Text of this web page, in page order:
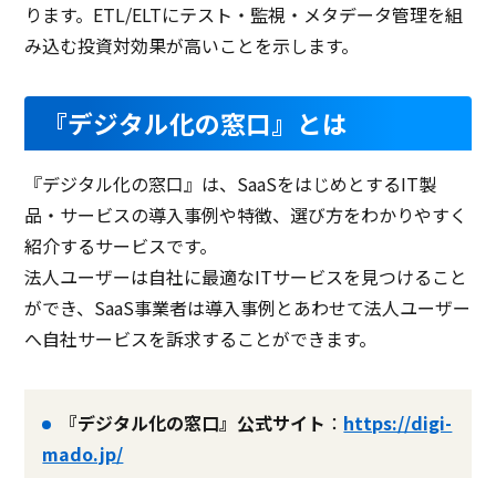
ります。ETL/ELTにテスト・監視・メタデータ管理を組
み込む投資対効果が高いことを示します。
『デジタル化の窓口』とは
『デジタル化の窓口』は、SaaSをはじめとするIT製
品・サービスの導入事例や特徴、選び方をわかりやすく
紹介するサービスです。
法人ユーザーは自社に最適なITサービスを見つけること
ができ、SaaS事業者は導入事例とあわせて法人ユーザー
へ自社サービスを訴求することができます。
『デジタル化の窓口』公式サイト ： https://digi-
mado.jp/